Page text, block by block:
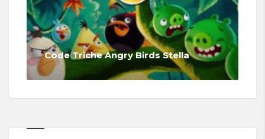
Code Triche Angry Birds Stella